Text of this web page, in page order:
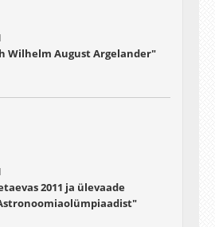
Wilhelm August Argelander"
2011 ja ülevaade